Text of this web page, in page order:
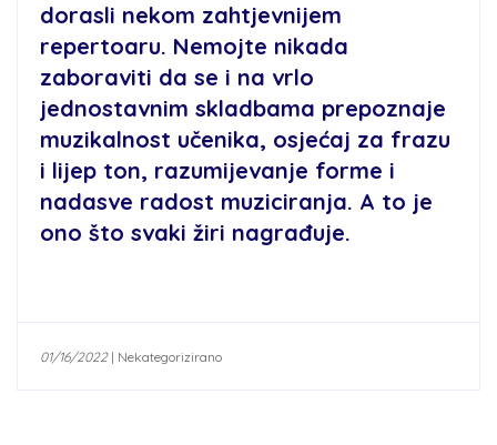
dorasli nekom zahtjevnijem
repertoaru. Nemojte nikada
zaboraviti da se i na vrlo
jednostavnim skladbama prepoznaje
muzikalnost učenika, osjećaj za frazu
i lijep ton, razumijevanje forme i
nadasve radost muziciranja. A to je
ono što svaki žiri nagrađuje.
01/16/2022| Nekategorizirano